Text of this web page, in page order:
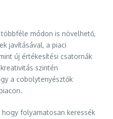
módon is növelhető,
javításával, a piaci
új értékesítési csatornák
szintén
a cobolytenyésztők
folyamatosan keressék